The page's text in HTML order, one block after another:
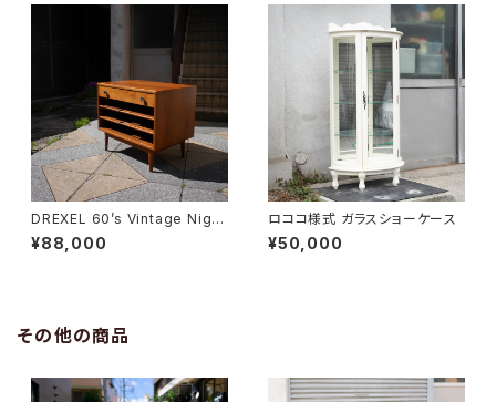
DREXEL 60’s Vintage Night
table
¥88,000
ロココ様式 ガラスショーケース
¥50,000
その他の商品